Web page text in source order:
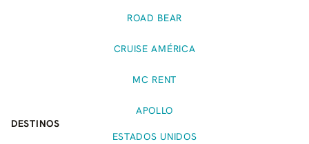
ROAD BEAR
CRUISE AMÉRICA
MC RENT
APOLLO
DESTINOS
ESTADOS UNIDOS